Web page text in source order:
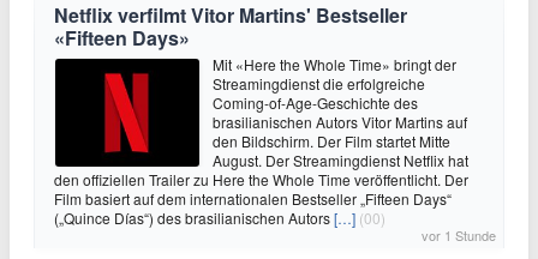
Netflix verfilmt Vitor Martins' Bestseller
«Fifteen Days»
Mit «Here the Whole Time» bringt der
Streamingdienst die erfolgreiche
Coming-of-Age-Geschichte des
brasilianischen Autors Vitor Martins auf
den Bildschirm. Der Film startet Mitte
August. Der Streamingdienst Netflix hat
den offiziellen Trailer zu Here the Whole Time veröffentlicht. Der
Film basiert auf dem internationalen Bestseller „Fifteen Days“
(„Quince Días“) des brasilianischen Autors[…] (00)
vor 1 Stunde